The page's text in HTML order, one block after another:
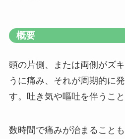
概要
頭の片側、または両側がズ
うに痛み、それが周期的に
す。吐き気や嘔吐を伴うこ
数時間で痛みが治まること